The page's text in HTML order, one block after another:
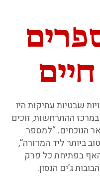
שבטיות עתיקות היו
ההתרחשות, זוכים
הנוכחים. “למספר
ביותר ליד המדורה”,
בפתיחת כל פרק
ג’ים הנסון.